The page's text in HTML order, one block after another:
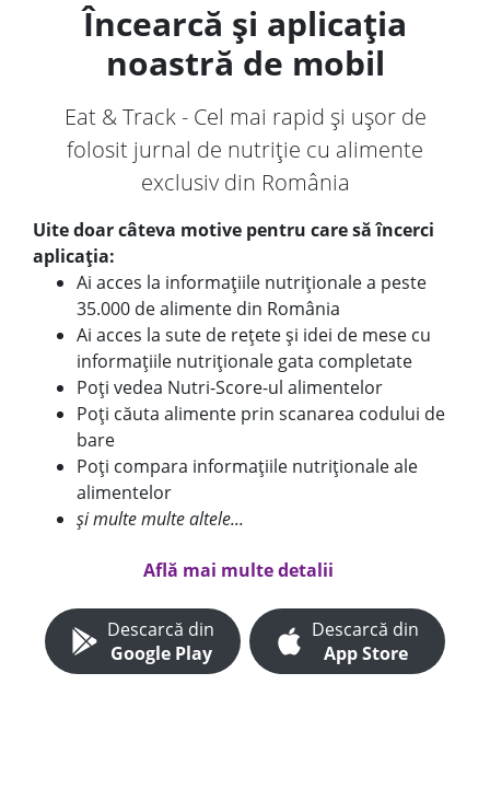
Încearcă și aplicația
noastră de mobil
Eat & Track - Cel mai rapid și ușor de
folosit jurnal de nutriție cu alimente
exclusiv din România
Uite doar câteva motive pentru care să încerci
aplicația:
Ai acces la informațiile nutriționale a peste
35.000 de alimente din România
Ai acces la sute de rețete și idei de mese cu
informațiile nutriționale gata completate
Poți vedea Nutri-Score-ul alimentelor
Poți căuta alimente prin scanarea codului de
bare
Poți compara informațiile nutriționale ale
alimentelor
și multe multe altele...
Află mai multe detalii
Descarcă din
Google Play
Descarcă din
App Store